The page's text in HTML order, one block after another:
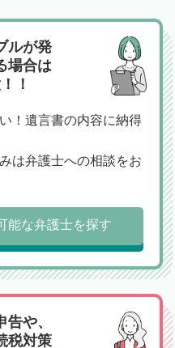
ルが発
場合は
！
！遺言書の内容に納得
は弁護士への相談をお
能な弁護士を探す
や、
税対策